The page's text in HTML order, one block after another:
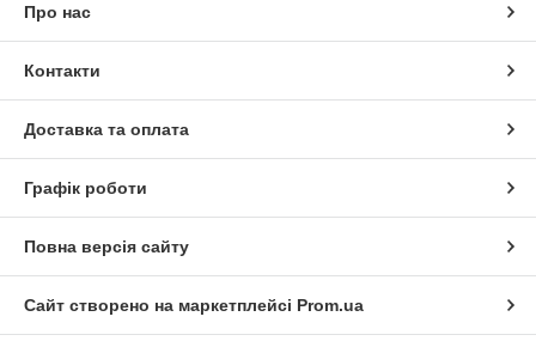
Про нас
Контакти
Доставка та оплата
Графік роботи
Повна версія сайту
Сайт створено на маркетплейсі Prom.ua